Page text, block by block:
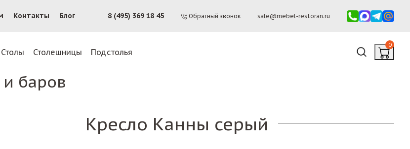
Контакты Блог 8 (495) 369 18 45 Обратный звонок sale@mebel-restoran.ru
Столы Столешницы Подстолья
0
баров
Кресло Канны серый